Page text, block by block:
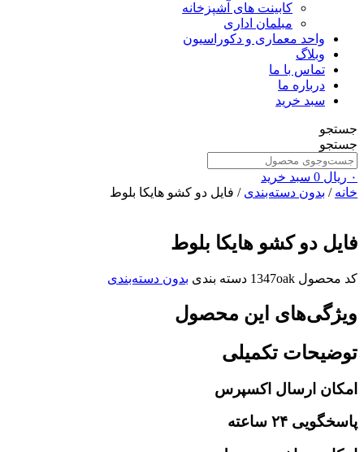
کابینت های آشپزخانه
مبلمان اداری
واحد معماری و دکوراسیون
وبلاگ
تماس با ما
درباره ما
سبد خرید
جستجو
جستجو
۰ ریال 0 سبد خرید
خانه / بدون دسته‌بندی / فایل دو کشو هایکا بلوط
فایل دو کشو هایکا بلوط
کد محصول 1347oak دسته بندی بدون دسته‌بندی
ویژگی‌های این محصول
توضیحات تکمیلی
امکان ارسال اکسپرس
پاسخگویی ۲۴ ساعته